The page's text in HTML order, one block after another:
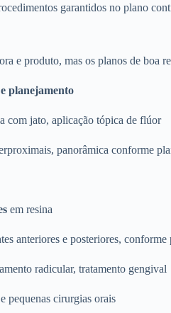
garantidos no plano
e produto, mas os planos de boa
planejamento
com jato, aplicação tópica de flúor
panorâmica conforme
em resina
anteriores e posteriores, conforme
radicular, tratamento gengival
pequenas cirurgias orais